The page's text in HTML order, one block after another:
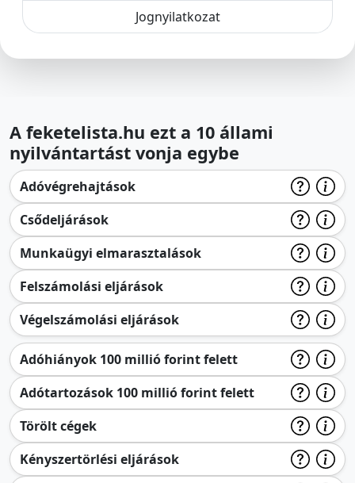
Jognyilatkozat
A feketelista.hu ezt a 10 állami
nyilvántartást vonja egybe
Adóvégrehajtások
Csődeljárások
Munkaügyi elmarasztalások
Felszámolási eljárások
Végelszámolási eljárások
Adóhiányok 100 millió forint felett
Adótartozások 100 millió forint felett
Törölt cégek
Kényszertörlési eljárások